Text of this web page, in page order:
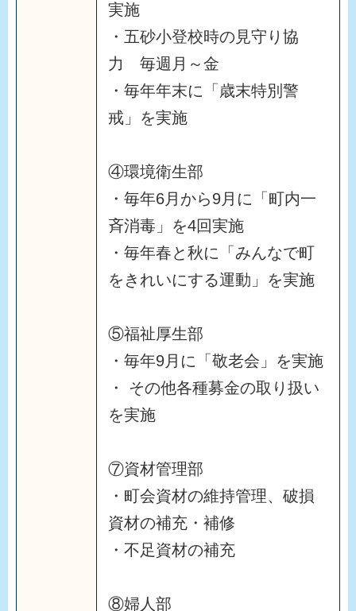
実施
・五砂小登校時の見守り協
力 毎週月～金
・毎年年末に「歳末特別警
戒」を実施
④環境衛生部
・毎年6月から9月に「町内一
斉消毒」を4回実施
・毎年春と秋に「みんなで町
をきれいにする運動」を実施
⑤福祉厚生部
・毎年9月に「敬老会」を実施
・ その他各種募金の取り扱い
を実施
⑦資材管理部
・町会資材の維持管理、破損
資材の補充・補修
・不足資材の補充
⑧婦人部